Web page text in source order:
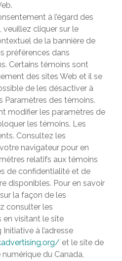
à l’égard des
veuillez cliquer sur le
de la bannière de
préférences dans
Certains témoins sont
des sites Web et il se
de les désactiver à
Paramètres des témoins.
modifier les paramètres de
les témoins. Les
Consultez les
navigateur pour en
relatifs aux témoins
de confidentialité et de
disponibles. Pour en savoir
la façon de les
consulter les
en visitant le site
à l’adresse
et le site de
du Canada,